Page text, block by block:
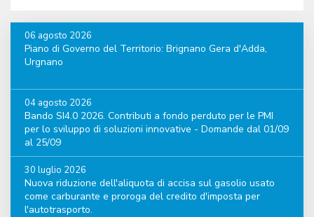
06 agosto 2026
Piano di Governo del Territorio: Brignano Gera d'Adda,
Urgnano
04 agosto 2026
Bando SI4.0 2026. Contributi a fondo perduto per le PMI
per lo sviluppo di soluzioni innovative - Domande dal 01/09
al 25/09
30 luglio 2026
Nuova riduzione dell'aliquota di accisa sul gasolio usato
come carburante e proroga del credito d'imposta per
l'autotrasporto.